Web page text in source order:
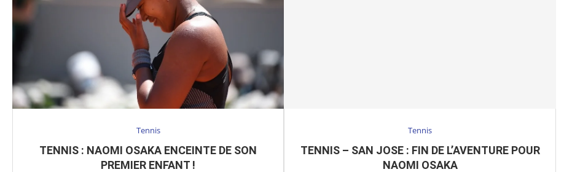
Tennis
TENNIS : NAOMI OSAKA ENCEINTE DE SON
PREMIER ENFANT !
Tennis
TENNIS – SAN JOSE : FIN DE L’AVENTURE POUR
NAOMI OSAKA